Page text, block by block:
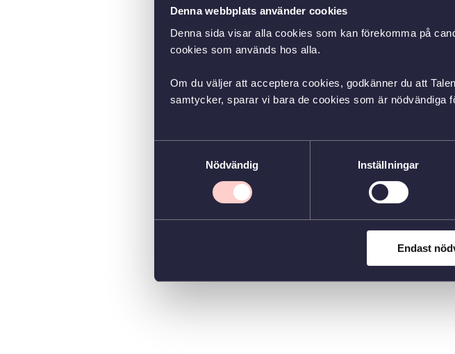
Denna webbplats använder cookies
Denna sida visar alla cookies som kan förekomma på
cookies som används hos alla.
Om du väljer att acceptera cookies, godkänner du att
samtycker, sparar vi bara de cookies som är nödvändiga
Nödvändig
Inställningar
Endast